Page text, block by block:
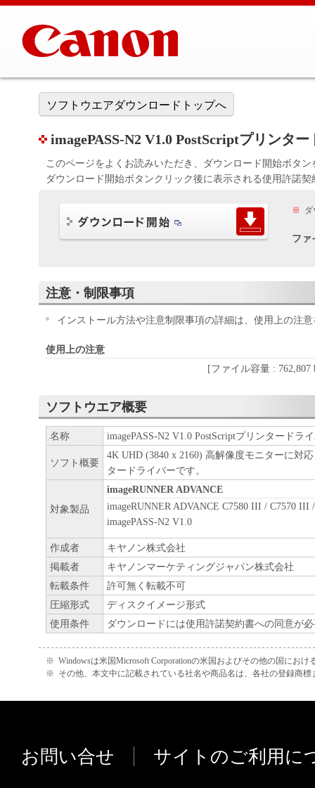
ソフトウエアダウンロードトップへ
imagePASS-N2 V1.0 PostScriptプリンタ
このページをよくお読みいただき、ダウンロード開始ボタ
ダウンロード開始ボタンクリック後に表示される使用許諾
※ ダ
ファ
注意・制限事項
インストール方法や注意制限事項の詳細は、使用上の注
使用上の注意
[ファイル容量 :
ソフトウエア概要
名称 imagePASS-N2 V1.0 PostScriptプリンタードラ
ソフト概要
4K UHD (3840 x 2160) 高解像度モニターに対
タードライバーです。
対象製品
imageRUNNER ADVANCE
imageRUNNER ADVANCE C7580 III / C7570 III
imagePASS-N2 V1.0
作成者
キヤノン株式会社
掲載者
キヤノンマーケティングジャパン株式会社
転載条件
許可無く転載不可
圧縮形式
ディスクイメージ形式
使用条件
ダウンロードには使用許諾契約書への同意が
※ Windowsは米国Microsoft Corporationの米国およびその他の国におけ
※ その他、本文中に記載されている社名や商品名は、各社の登録商標
お問い合せ サイトのご利用に